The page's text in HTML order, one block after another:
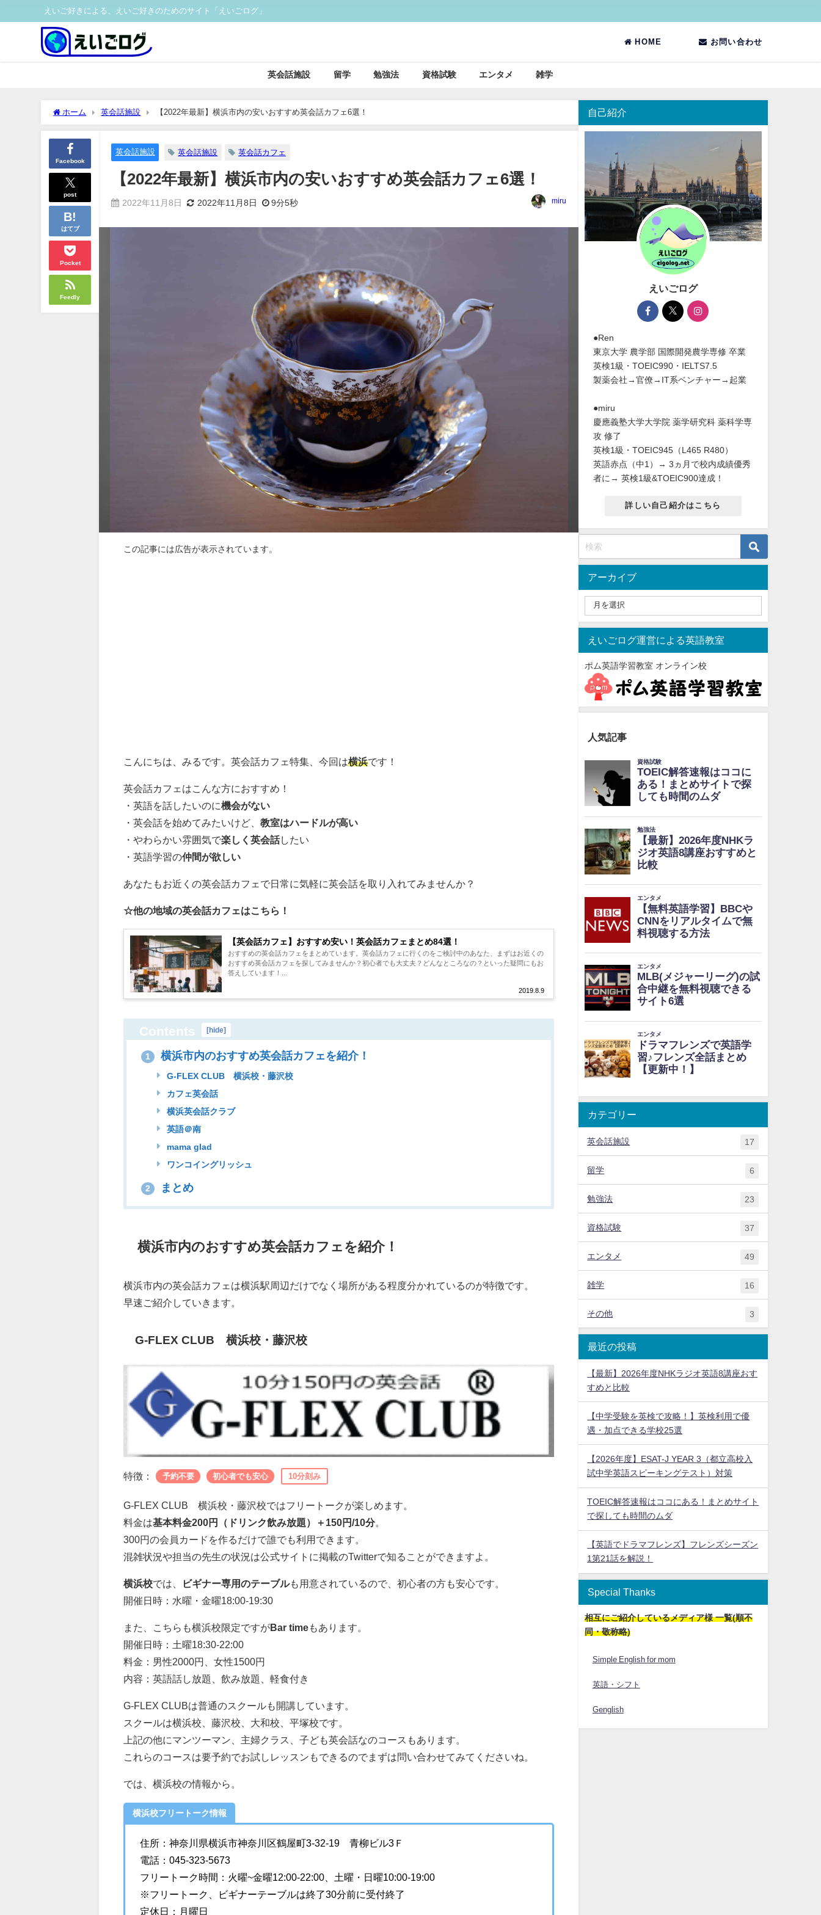
えいご好きによる、えいご好きのためのサイト「えいごログ」
HOME お問い合わせ
英会話施設 留学 勉強法 資格試験 エンタメ 雑学
ホーム 英会話施設 【2022年最新】横浜市内の安いおすすめ英会話カフェ6選！
Facebook
post
はてブ
Pocket
Feedly
英会話施設 英会話施設 英会話カフェ
【2022年最新】横浜市内の安いおすすめ英会話カフェ6選！
2022年11月8日 2022年11月8日 9分5秒 miru
この記事には広告が表示されています。
こんにちは、みるです。英会話カフェ特集、今回は横浜です！
英会話カフェはこんな方におすすめ！
・英語を話したいのに機会がない
・英会話を始めてみたいけど、教室はハードルが高い
・やわらかい雰囲気で楽しく英会話したい
・英語学習の仲間が欲しい
あなたもお近くの英会話カフェで日常に気軽に英会話を取り入れてみませんか？
☆他の地域の英会話カフェはこちら！
【英会話カフェ】おすすめ安い！英会話カフェまとめ84選！
2019.8.9
おすすめの英会話カフェをまとめています。英会話カフェに行くのをご検討中のあなた、まずはお近くの
おすすめ英会話カフェを探してみませんか？初心者でも大丈夫？どんなところなの？といった疑問にもお
答えしています！...
Contents [hide]
1 横浜市内のおすすめ英会話カフェを紹介！
G-FLEX CLUB 横浜校・藤沢校
カフェ英会話
横浜英会話クラブ
英語＠南
mama glad
ワンコイングリッシュ
2 まとめ
横浜市内のおすすめ英会話カフェを紹介！
横浜市内の英会話カフェは横浜駅周辺だけでなく場所がある程度分かれているのが特徴です。
早速ご紹介していきます。
G-FLEX CLUB 横浜校・藤沢校
特徴： 予約不要 初心者でも安心 10分刻み
G-FLEX CLUB 横浜校・藤沢校ではフリートークが楽しめます。
料金は基本料金200円（ドリンク飲み放題）＋150円/10分。
300円の会員カードを作るだけで誰でも利用できます。
混雑状況や担当の先生の状況は公式サイトに掲載のTwitterで知ることができますよ。
横浜校では、 ビギナー専用のテーブルも用意されているので、初心者の方も安心です。
開催日時：水曜・金曜18:00-19:30
また、こちらも横浜校限定ですがBar timeもあります。
開催日時：土曜18:30-22:00
料金：男性2000円、女性1500円
内容：英語話し放題、飲み放題、軽食付き
G-FLEX CLUBは普通のスクールも開講しています。
スクールは横浜校、藤沢校、大和校、平塚校です。
上記の他にマンツーマン、主婦クラス、子ども英会話なのコースもあります。
これらのコースは要予約でお試しレッスンもできるのでまずは問い合わせてみてくださいね。
では、横浜校の情報から。
横浜校フリートーク情報
住所：神奈川県横浜市神奈川区鶴屋町3-32-19 青柳ビル3Ｆ
電話：045-323-5673
フリートーク時間：火曜~金曜12:00-22:00、土曜・日曜10:00-19:00
※フリートーク、ビギナーテーブルは終了30分前に受付終了
定休日：月曜日
自己紹介
えいごログ
●Ren
東京大学 農学部 国際開発農学専修 卒業
英検1級・TOEIC990・IELTS7.5
製薬会社→官僚→IT系ベンチャー→起業
●miru
慶應義塾大学大学院 薬学研究科 薬科学専
攻 修了
英検1級・TOEIC945（L465 R480）
英語赤点（中1）→ 3ヵ月で校内成績優秀
者に→ 英検1級&TOEIC900達成！
詳しい自己紹介はこちら
アーカイブ
えいごログ運営による英語教室
ポム英語学習教室 オンライン校
人気記事
カテゴリー
英会話施設 17
留学 6
勉強法 23
資格試験 37
エンタメ 49
雑学 16
その他 3
最近の投稿
【最新】2026年度NHKラジオ英語8講座おす
すめと比較
【中学受験を英検で攻略！】英検利用で優
遇・加点できる学校25選
【2026年度】ESAT-J YEAR 3（都立高校入
試中学英語スピーキングテスト）対策
TOEIC解答速報はココにある！まとめサイト
で探しても時間のムダ
【英語でドラマフレンズ】フレンズシーズン
1第21話を解説！
Special Thanks
相互にご紹介しているメディア様 一覧(順不
同・敬称略)
Simple English for mom
英語・シフト
Genglish